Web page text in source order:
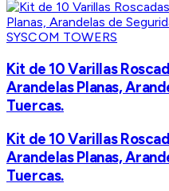
SYSCOM TOWERS
Kit de 10 Varillas
Arandelas Planas,
Tuercas.
Kit de 10 Varillas
Arandelas Planas,
Tuercas.